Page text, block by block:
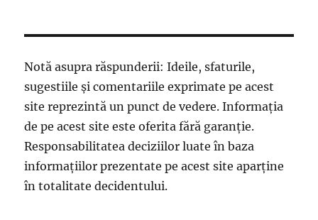
Notă asupra răspunderii: Ideile, sfaturile,
sugestiile și comentariile exprimate pe acest
site reprezintă un punct de vedere. Informația
de pe acest site este oferita fără garanție.
Responsabilitatea deciziilor luate în baza
informațiilor prezentate pe acest site aparține
în totalitate decidentului.